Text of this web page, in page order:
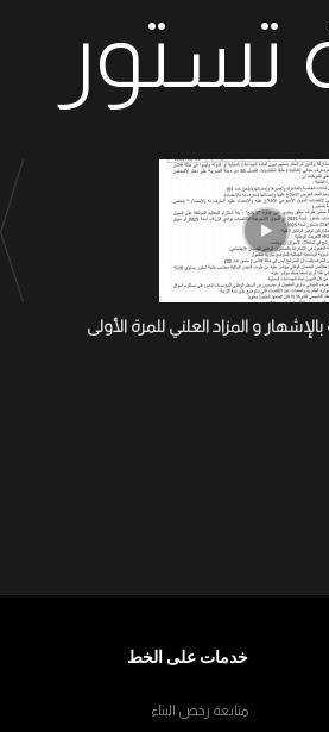
تستور
و المزاد العلني للمرة الأولى
خدمات على الخط
متابعة رخص البناء